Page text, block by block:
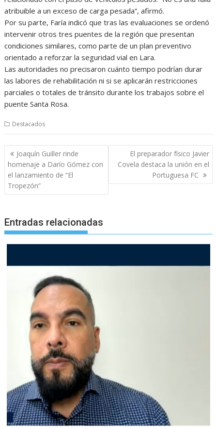
atribuible a un exceso de carga pesada”, afirmó.
Por su parte, Faría indicó que tras las evaluaciones se ordenó
intervenir otros tres puentes de la región que presentan
condiciones similares, como parte de un plan preventivo
orientado a reforzar la seguridad vial en Lara.
Las autoridades no precisaron cuánto tiempo podrían durar
las labores de rehabilitación ni si se aplicarán restricciones
parciales o totales de tránsito durante los trabajos sobre el
puente Santa Rosa.
Destacados
Navegación
de
entradas
Joaquín Guiller rinde
homenaje a Darío Gómez con
el lanzamiento de “El
Tropezón”
El preparador físico Javier
Covela destaca la unión en el
Portuguesa FC
Entradas relacionadas